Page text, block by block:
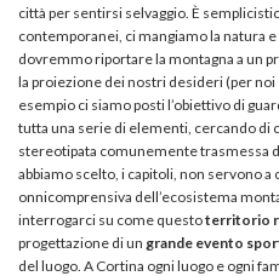
città per sentirsi selvaggio. È
contemporanei, ci mangiamo la natura
dovremmo riportare la montagna a un
la proiezione dei nostri desideri (per
esempio ci siamo posti l’obiettivo di
tutta una serie di elementi, cercando di
stereotipata comunemente trasmessa
abbiamo scelto, i capitoli, non servono
onnicomprensiva dell’ecosistema
interrogarci su come questoterritorio
progettazione di un grande evento
del luogo. A Cortina ogni luogo e ogni